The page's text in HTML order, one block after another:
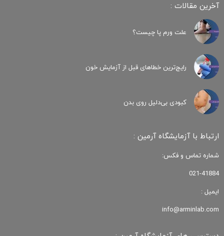
آخرین مقالات :
علت ورم پا چیست؟
رایج‌ترین خطاهای قبل از آزمایش خون
کبودی‌ بی‌دلیل روی بدن
ارتباط با آزمایشگاه آرمین :
شماره تماس و فکس:
021-41884
ایمیل :
info@arminlab.com